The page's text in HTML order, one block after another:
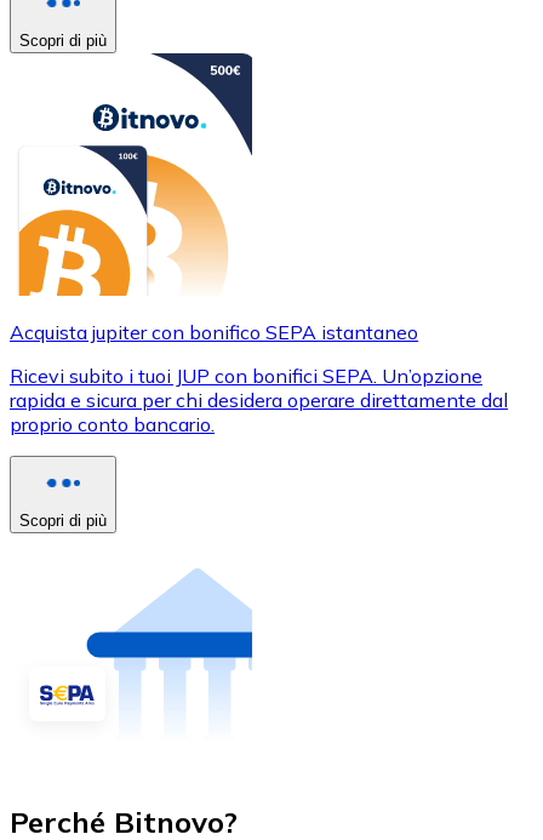
Scopri di più
Acquista jupiter con bonifico SEPA istantaneo
Ricevi subito i tuoi JUP con bonifici SEPA. Un’opzione
rapida e sicura per chi desidera operare direttamente dal
proprio conto bancario.
Scopri di più
Perché Bitnovo?